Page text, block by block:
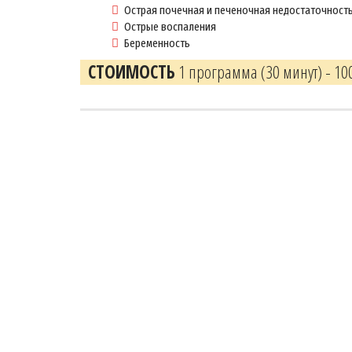
Острая почечная и печеночная недостаточность
Острые воспаления
Беременность
СТОИМОСТЬ 1 программа (30 минут) -